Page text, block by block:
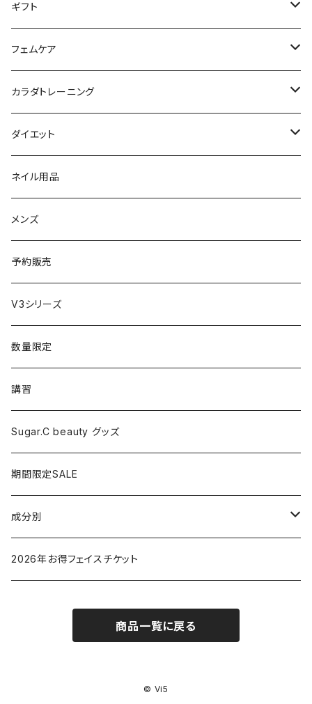
アイライナー
日焼け止め
クレンジング／洗顔
パック
ボディ＆ハンドクリーム
セット販売
スタイリング剤
育毛
コーム
KINUJO （絹女）
ヤーマン
ダイソン
リュミエリーナ
エレクトロン
ラディアント
コテ／アイロン
美顔器／スチーマー
シャワーヘッド
マッサージ
ドライヤー
脱毛器
クレイツ
ファスティング
サプリ・ハーブティー
ギフト
【ギフトチケット】お店で使える
母の日ギフト
【ギフトチケット】オンラインサイトで使える
ギフトセット
フェムケア
洗う（フェミニンウォッシュ）
保湿（オイル・ミルク）
生理・ニオイ・ムレ ケア
インナーケア（乳酸菌・腸内環境サポート・更年期ケア）
カラダトレーニング
リラックスアイテム
ダイエット
サプリ
ドリンク
プロテイン
セット
グッズ
ネイル用品
メンズ
予約販売
V3シリーズ
数量限定
講習
Sugar.C beauty グッズ
期間限定SALE
成分別
ヒアルロン酸
バクチオイル（レチノール）
2026年お得フェイスチケット
商品一覧に戻る
© Vi5